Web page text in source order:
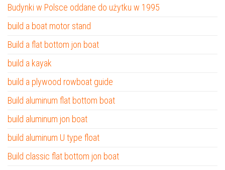
Budynki w Polsce oddane do użytku w 1995
build a boat motor stand
Build a flat bottom jon boat
build a kayak
build a plywood rowboat guide
Build aluminum flat bottom boat
build aluminum jon boat
build aluminum U type float
Build classic flat bottom jon boat